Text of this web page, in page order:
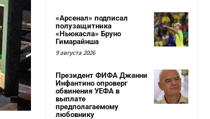
«Арсенал» подписал
полузащитника
«Ньюкасла» Бруно
Гимарайнша
9 августа 2026
Президент ФИФА Джанни
Инфантино опроверг
обвинения УЕФА в
выплате
предполагаемому
любовнику